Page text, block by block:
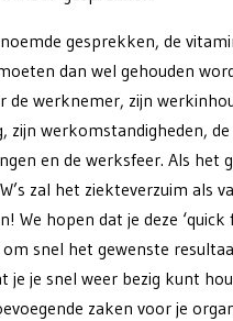
gesprekken, de
dan wel gehouden
de werknemer, zijn
zijn werkomstandigheden, de
en de werksfeer. Als het
zal het ziekteverzuim als
We hopen dat je deze ‘quick
snel het gewenste
je je snel weer bezig kunt
zaken voor je